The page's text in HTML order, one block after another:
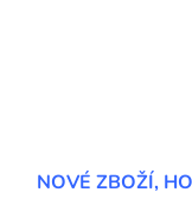
NOVÉ ZBOŽÍ,